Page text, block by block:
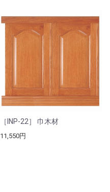
［INP-22］ 巾木材
11,550円